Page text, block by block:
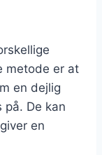
metode er at
en dejlig
De kan
en